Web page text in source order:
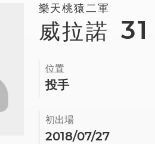
樂天桃猿二軍
威拉諾 31
位置
投手
初出場
2018/07/27